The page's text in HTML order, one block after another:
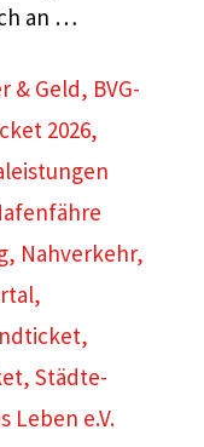
an …
& Geld, BVG-
2026,
, Nahverkehr,
,
,
, Städte-
Leben e.V.